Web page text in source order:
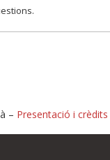
– Presentació i crèdits